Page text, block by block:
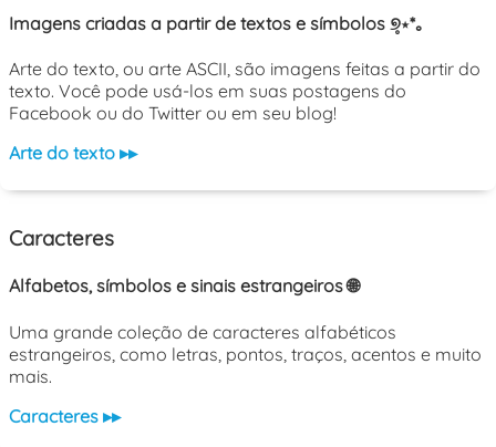
Imagens criadas a partir de textos e símbolos ୭̥⋆*｡
Arte do texto, ou arte ASCII, são imagens feitas a partir do
texto. Você pode usá-los em suas postagens do
Facebook ou do Twitter ou em seu blog!
Arte do texto ▸▸
Caracteres
Alfabetos, símbolos e sinais estrangeiros 🌐
Uma grande coleção de caracteres alfabéticos
estrangeiros, como letras, pontos, traços, acentos e muito
mais.
Caracteres ▸▸